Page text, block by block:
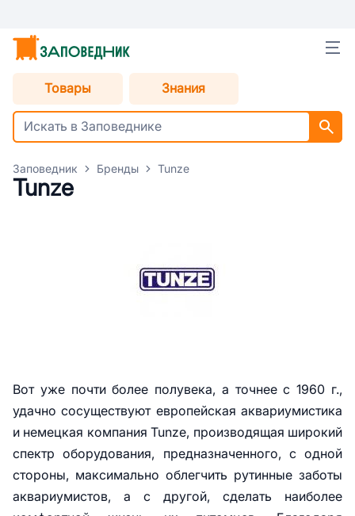
Товары Знания
Заповедник Бренды Tunze
Tunze
Вот уже почти более полувека, а точнее с 1960 г.,
удачно сосуществуют европейская аквариумистика
и немецкая компания Tunze, производящая широкий
спектр оборудования, предназначенного, с одной
стороны, максимально облегчить рутинные заботы
аквариумистов, а с другой, сделать наиболее